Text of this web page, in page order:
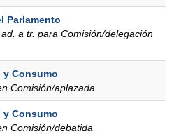
Parlamento
a tr. para Comisión/delegación
y Consumo
Comisión/aplazada
y Consumo
Comisión/debatida